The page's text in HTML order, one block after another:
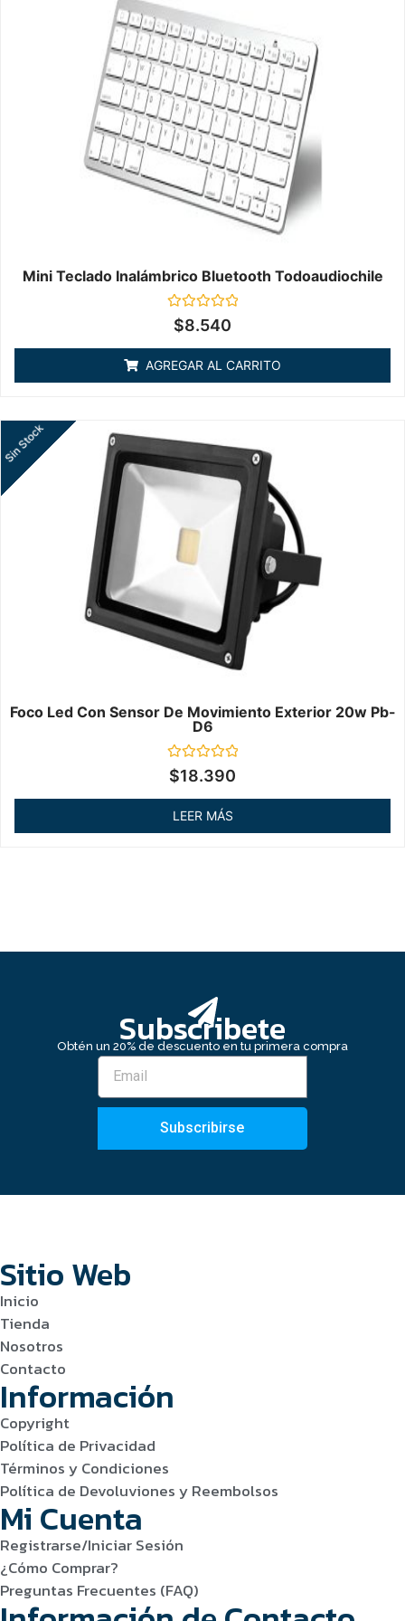
Mini Teclado Inalámbrico Bluetooth Todoaudiochile
Valorado
en
de
5
$8.540
AGREGAR AL CARRITO
Foco Led Con Sensor De Movimiento Exterior 20w Pb-
D6
Valorado
en
de
Sin Stock
$18.390
LEER MÁS
Subscribete
Obtén un 20% de descuento en tu primera compra
Subscribirse
Sitio Web
Inicio
Tienda
Nosotros
Contacto
Información
Copyright
Política de Privacidad
Términos y Condiciones
Política de Devoluviones y Reembolsos
Mi Cuenta
Registrarse/Iniciar Sesión
¿Cómo Comprar?
Preguntas Frecuentes (FAQ)